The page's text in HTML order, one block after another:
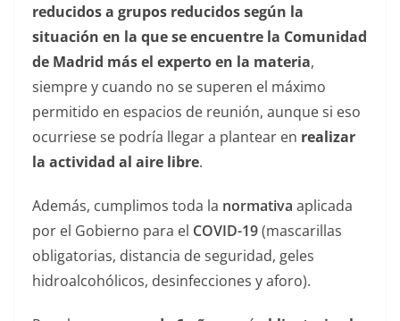
reducidos a grupos reducidos según la
situación en la que se encuentre la Comunidad
de Madrid más el experto en la materia,
siempre y cuando no se superen el máximo
permitido en espacios de reunión, aunque si eso
ocurriese se podría llegar a plantear en realizar
la actividad al aire libre.
Además, cumplimos toda la normativa aplicada
por el Gobierno para el COVID-19(mascarillas
obligatorias, distancia de seguridad, geles
hidroalcohólicos, desinfecciones y aforo).